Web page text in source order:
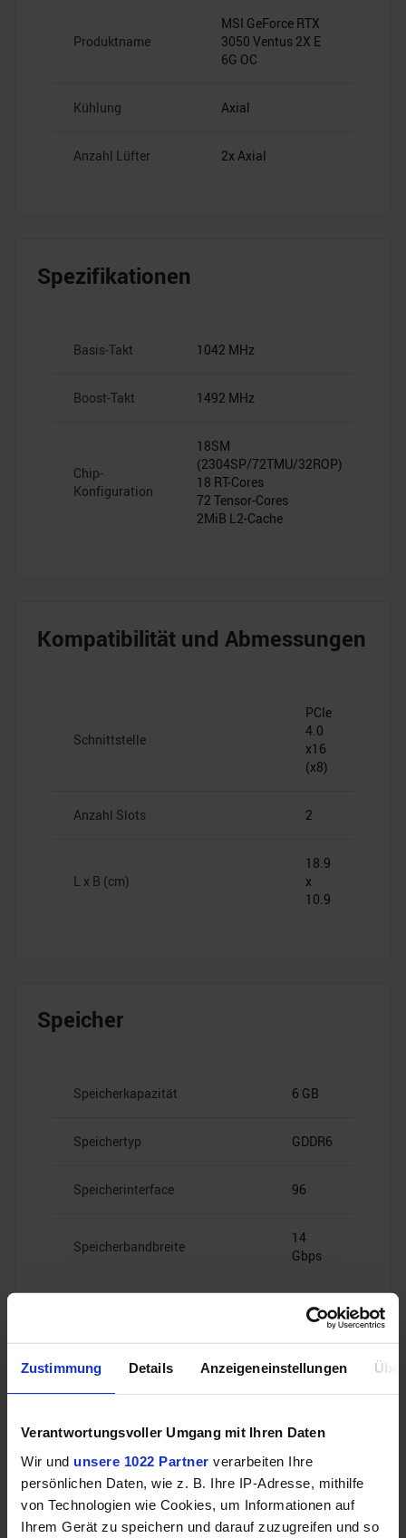
Zustimmung Details Anzeigeneinstellungen
Verantwortungsvoller Umgang mit Ihren Daten
Wir und unsere 1022 Partner verarbeiten Ihre
persönlichen Daten, wie z. B. Ihre IP-Adresse, mithilfe
von Technologien wie Cookies, um Informationen auf
Ihrem Gerät zu speichern und darauf zuzugreifen und so
Produktname
MSI GeForce RTX
3050 Ventus 2X E
6G OC
Kühlung Axial
Anzahl Lüfter 2x Axial
Spezifikationen
Basis-Takt 1042 MHz
Boost-Takt 1492 MHz
Chip-
Konfiguration
18SM
(2304SP/72TMU/32ROP)
18 RT-Cores
72 Tensor-Cores
2MiB L2-Cache
Kompatibilität und Abmessungen
Schnittstelle
PCIe
4.0
x16
(x8)
Anzahl Slots 2
L x B (cm)
18.9
x
10.9
Speicher
Speicherkapazität 6 GB
Speichertyp GDDR6
Speicherinterface 96
Speicherbandbreite
14
Gbps
Videoanschlüsse
HDMI
2.1
DisplayPort
1x
DisplayPort